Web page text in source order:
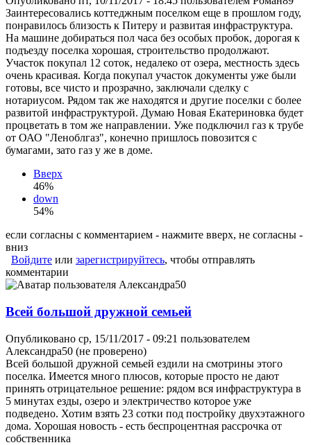
Заинтересовались коттеджным поселком еще в прошлом году,
понравилось близость к Питеру и развитая инфраструктура.
На машине добираться пол часа без особых пробок, дорогая к
подъезду поселка хорошая, строительство продолжают.
Участок покупал 12 соток, недалеко от озера, местность здесь
очень красивая. Когда покупал участок документы уже были
готовы, все чисто и прозрачно, заключали сделку с
нотариусом. Рядом так же находятся и другие поселки с более
развитой инфраструктурой. Думаю Новая Екатериновка будет
процветать в том же направлении. Уже подключил газ к трубе
от ОАО "Леноблгаз", конечно пришлось повозится с
бумагами, зато газ у же в доме.
Вверх
46%
down
54%
если согласны с комментарием - нажмите вверх, не согласны -
вниз
Войдите или зарегистрируйтесь, чтобы отправлять
комментарии
Всей большой дружной семьей
Опубликовано ср, 15/11/2017 - 09:21 пользователем
Александра50 (не проверено)
Всей большой дружной семьей ездили на смотрины этого
поселка. Имеется много плюсов, которые просто не дают
принять отрицательное решение: рядом вся инфраструктура в
5 минутах езды, озеро и электричество которое уже
подведено. Хотим взять 23 сотки под постройку двухэтажного
дома. Хорошая новость - есть беспроцентная рассрочка от
собственника